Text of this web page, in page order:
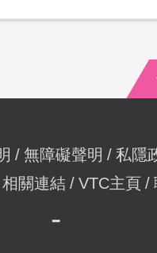
無障礙聲明
私隱
相關連結 VTC主頁